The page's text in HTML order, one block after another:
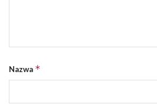
Nazwa *